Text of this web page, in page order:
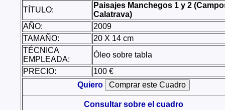
TÍTULO:
Paisajes Manchegos 1 y 2
Calatrava)
AÑO:
2009
TAMAÑO:
20 X 14 cm
TÉCNICA
EMPLEADA:
Óleo sobre tabla
PRECIO:
100 €
Quiero
Consultar sobre el cuadro